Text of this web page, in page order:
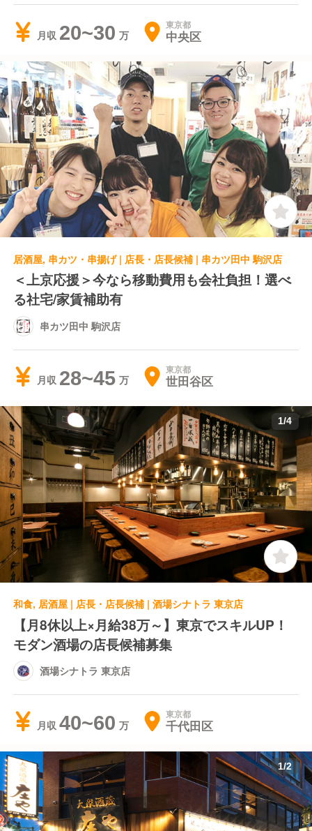
月収 20~30 東京都
中央区
居酒屋, 串カツ・串揚げ | 店長・店長候補 | 串カツ田中 駒沢店
＜上京応援＞今なら移動費用も会社負担！選べ
る社宅/家賃補助有
串カツ田中 駒沢店
月収 28~45 東京都
世田谷区
1/4
和食, 居酒屋 | 店長・店長候補 | 酒場シナトラ 東京店
【月8休以上×月給38万～】東京でスキルUP！
モダン酒場の店長候補募集
酒場シナトラ 東京店
月収 40~60 東京都
千代田区
1/2